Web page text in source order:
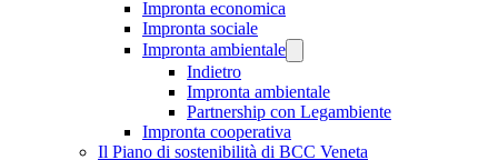
Impronta economica
Impronta sociale
Impronta ambientale
Indietro
Impronta ambientale
Partnership con Legambiente
Impronta cooperativa
Il Piano di sostenibilità di BCC Veneta